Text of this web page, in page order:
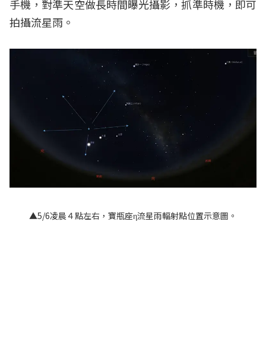
手機，對準天空做長時間曝光攝影，抓準時機，即可
拍攝流星雨。
▲5/6凌晨４點左右，寶瓶座η流星雨輻射點位置示意圖。